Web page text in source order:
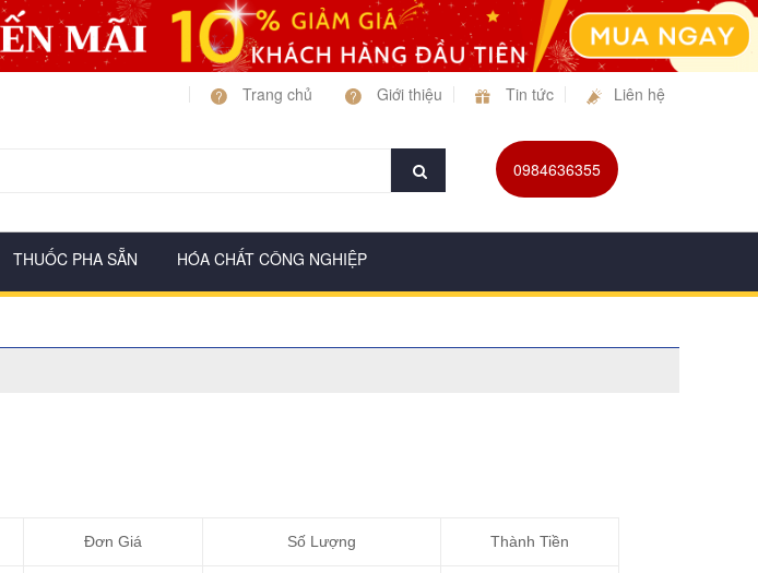
Trang chủ Giới thiệu Tin tức Liên hệ
0984636355
THUỐC PHA SẴN HÓA CHẤT CÔNG NGHIỆP
Đơn Giá Số Lượng Thành Tiền